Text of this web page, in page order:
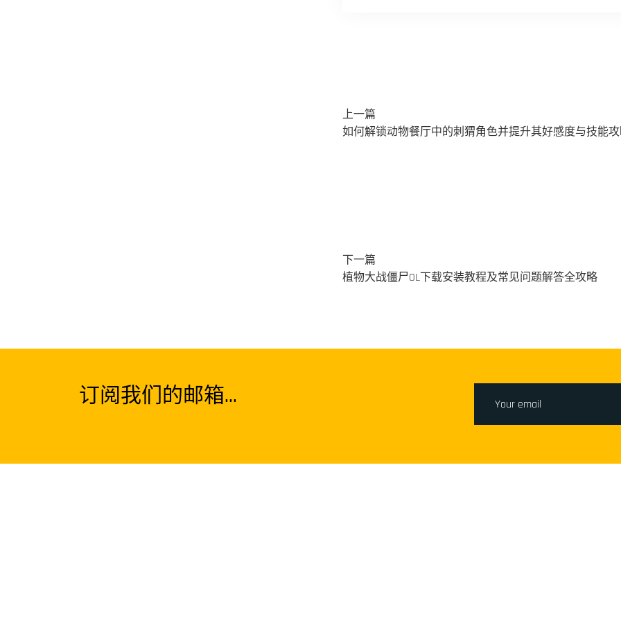
上一篇
如何解锁动物餐厅中的刺猬角色并提升其好感度与技能
下一篇
植物大战僵尸OL下载安装教程及常见问题解答全攻略
订阅我们的邮箱...